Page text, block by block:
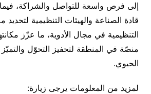
إلى فرص واسعة للتواصل والشراكة،
قادة الصناعة والهيئات التنظيمية لتحديد
التنظيمية في مجال الأدوية، ما عزّز
منصّة في المنطقة لتحفيز التحوّل
الحيوي.
لمزيد من المعلومات يرجى زيارة: